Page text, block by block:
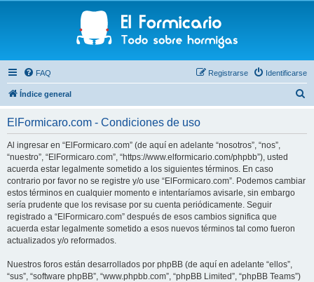
FAQ Identificarse
Registrarse
Índice general
ElFormicaro.com - Condiciones de uso
Al ingresar en “ElFormicaro.com” (de aquí en adelante “nosotros”, “nos”,
“nuestro”, “ElFormicaro.com”, “https://www.elformicario.com/phpbb”), usted
acuerda estar legalmente sometido a los siguientes términos. En caso
contrario por favor no se registre y/o use “ElFormicaro.com”. Podemos cambiar
estos términos en cualquier momento e intentaríamos avisarle, sin embargo
sería prudente que los revisase por su cuenta periódicamente. Seguir
registrado a “ElFormicaro.com” después de esos cambios significa que
acuerda estar legalmente sometido a esos nuevos términos tal como fueron
actualizados y/o reformados.
Nuestros foros están desarrollados por phpBB (de aquí en adelante “ellos”,
“sus”, “software phpBB”, “www.phpbb.com”, “phpBB Limited”, “phpBB Teams”)